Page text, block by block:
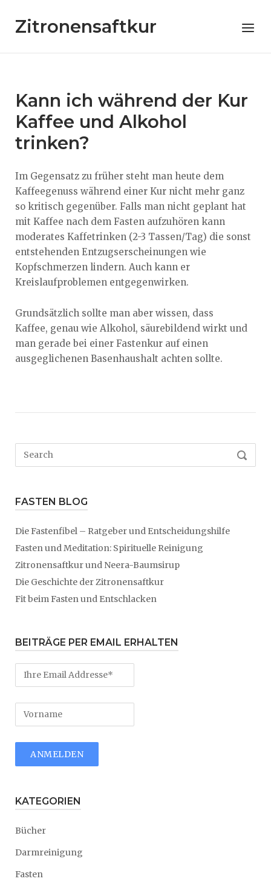
Zitronensaftkur Menu
Kann ich während der Kur
Kaffee und Alkohol
trinken?
Im Gegensatz zu früher steht man heute dem
Kaffeegenuss während einer Kur nicht mehr ganz
so kritisch gegenüber. Falls man nicht geplant hat
mit Kaffee nach dem Fasten aufzuhören kann
moderates Kaffetrinken (2-3 Tassen/Tag) die sonst
entstehenden Entzugserscheinungen wie
Kopfschmerzen lindern. Auch kann er
Kreislaufproblemen entgegenwirken.
Grundsätzlich sollte man aber wissen, dass
Kaffee, genau wie Alkohol, säurebildend wirkt und
man gerade bei einer Fastenkur auf einen
ausgeglichenen Basenhaushalt achten sollte.
Search
FASTEN BLOG
Die Fastenfibel – Ratgeber und Entscheidungshilfe
Fasten und Meditation: Spirituelle Reinigung
Zitronensaftkur und Neera-Baumsirup
Die Geschichte der Zitronensaftkur
Fit beim Fasten und Entschlacken
BEITRÄGE PER EMAIL ERHALTEN
KATEGORIEN
Bücher
Darmreinigung
Fasten